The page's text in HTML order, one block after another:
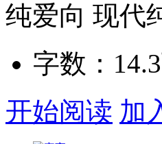
纯爱向 现代
字数：
开始阅读 加